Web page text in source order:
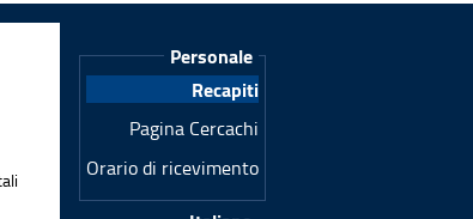
Personale
Recapiti
Pagina Cercachi
Orario di ricevimento